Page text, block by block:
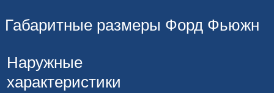
Габаритные размеры Форд Фьюжн
Наружные
характеристики